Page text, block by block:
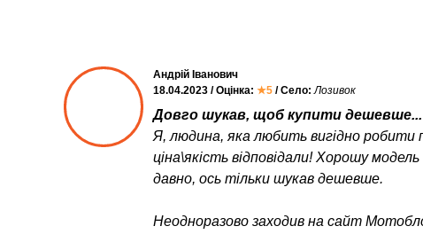
Довго шукав, щоб купити дешевше...
Я, людина, яка любить вигідно робити
ціна\якість відповідали! Хорошу
давно, ось тільки шукав дешевше.
Неодноразово заходив на сайт
Андрій Іванович
18.04.2023 / Оцінка: ★5 / Село: Лозивок